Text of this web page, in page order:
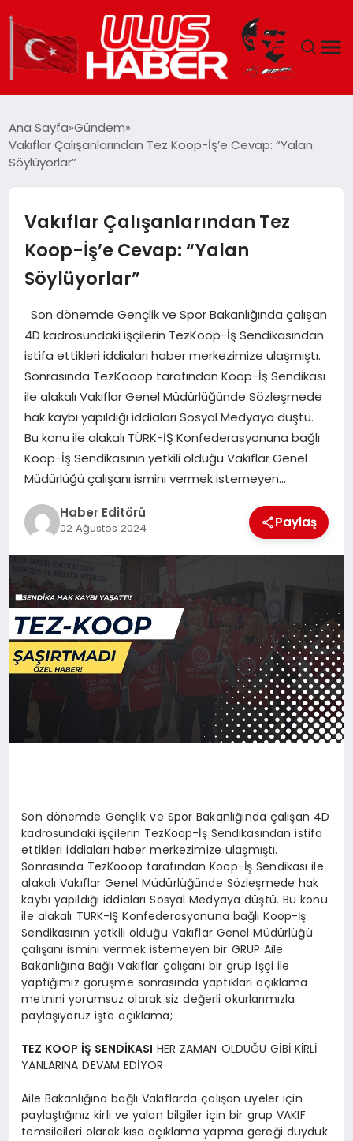
DÜNYA
TEKNOLOJI
EĞITIM
MAGAZIN
SPOR
YAŞAM
Ana Sayfa Gündem
Vakıflar Çalışanlarından Tez Koop-İş’e Cevap: “Yalan
Söylüyorlar”
Vakıflar Çalışanlarından Tez
Koop-İş’e Cevap: “Yalan
Söylüyorlar”
Son dönemde Gençlik ve Spor Bakanlığında çalışan
4D kadrosundaki işçilerin TezKoop-İş Sendikasından
istifa ettikleri iddiaları haber merkezimize ulaşmıştı.
Sonrasında TezKooop tarafından Koop-İş Sendikası
ile alakalı Vakıflar Genel Müdürlüğünde Sözleşmede
hak kaybı yapıldığı iddiaları Sosyal Medyaya düştü.
Bu konu ile alakalı TÜRK-İŞ Konfederasyonuna bağlı
Koop-İş Sendikasının yetkili olduğu Vakıflar Genel
Müdürlüğü çalışanı ismini vermek istemeyen…
Haber Editörü
02 Ağustos 2024 Paylaş
Son dönemde Gençlik ve Spor Bakanlığında çalışan 4D
kadrosundaki işçilerin TezKoop-İş Sendikasından istifa
ettikleri iddiaları haber merkezimize ulaşmıştı.
Sonrasında TezKooop tarafından Koop-İş Sendikası ile
alakalı Vakıflar Genel Müdürlüğünde Sözleşmede hak
kaybı yapıldığı iddiaları Sosyal Medyaya düştü. Bu konu
ile alakalı TÜRK-İŞ Konfederasyonuna bağlı Koop-İş
Sendikasının yetkili olduğu Vakıflar Genel Müdürlüğü
çalışanı ismini vermek istemeyen bir GRUP Aile
Bakanlığına Bağlı Vakıflar çalışanı bir grup işçi ile
yaptığımız görüşme sonrasında yaptıkları açıklama
metnini yorumsuz olarak siz değerli okurlarımızla
paylaşıyoruz işte açıklama;
TEZ KOOP İŞ SENDİKASI HER ZAMAN OLDUĞU GİBİ KİRLİ
YANLARINA DEVAM EDİYOR
Aile Bakanlığına bağlı Vakıflarda çalışan üyeler için
paylaştığınız kirli ve yalan bilgiler için bir grup VAKIF
temsilcileri olarak kısa açıklama yapma gereği duyduk.